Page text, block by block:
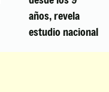
años, revela
estudio nacional